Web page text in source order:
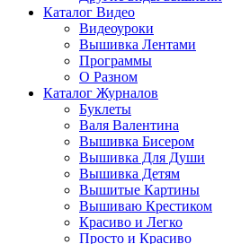
Каталог Видео
Видеоуроки
Вышивка Лентами
Программы
О Разном
Каталог Журналов
Буклеты
Валя Валентина
Вышивка Бисером
Вышивка Для Души
Вышивка Детям
Вышитые Картины
Вышиваю Крестиком
Красиво и Легко
Просто и Красиво